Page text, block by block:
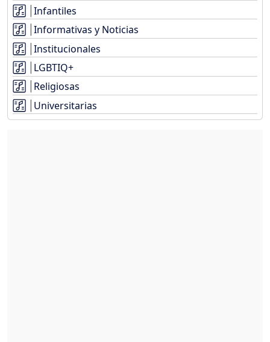
Infantiles
Informativas y Noticias
Institucionales
LGBTIQ+
Religiosas
Universitarias